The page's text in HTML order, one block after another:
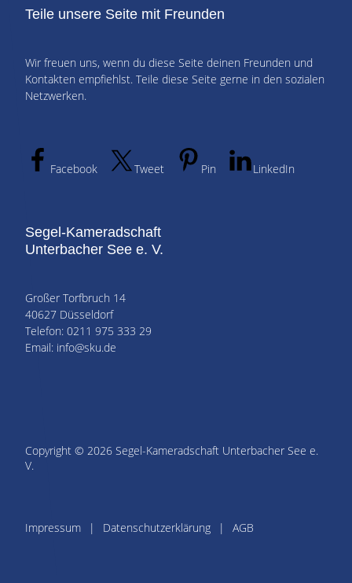
Teile unsere Seite mit Freunden
Wir freuen uns, wenn du diese Seite deinen Freunden und
Kontakten empfiehlst. Teile diese Seite gerne in den sozialen
Netzwerken.
Facebook Tweet Pin LinkedIn
Segel-Kameradschaft
Unterbacher See e. V.
Großer Torfbruch 14
40627 Düsseldorf
Telefon: 0211 975 333 29
Email: info@sku.de
Copyright © 2026 Segel-Kameradschaft Unterbacher See e.
V.
Impressum Datenschutzerklärung AGB